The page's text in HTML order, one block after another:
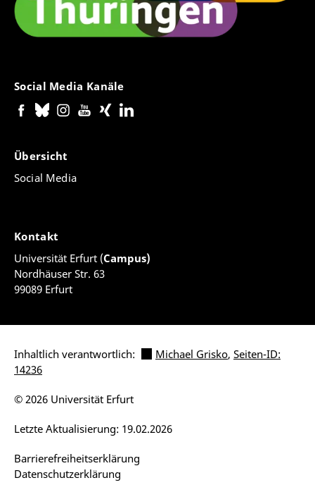
Social Media Kanäle
Übersicht
Social Media
Kontakt
Universität Erfurt (Campus)
Nordhäuser Str. 63
99089 Erfurt
Inhaltlich verantwortlich: Michael Grisko, Seiten-ID:
14236
Barrierefreiheitserklärung
Datenschutzerklärung
Letzte Aktualisierung: 19.02.2026
© 2026 Universität Erfurt